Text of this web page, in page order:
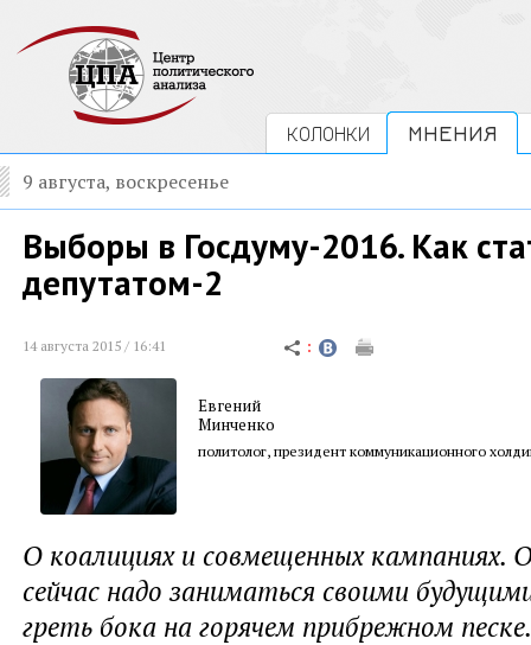
КОЛОНКИ МНЕНИЯ
9 августа, воскресенье
Выборы в Госдуму-2016. Как
депутатом-2
14 августа 2015 / 16:41
Евгений
Минченко
политолог, президент коммуникационного
О коалициях и совмещенных кампаниях.
сейчас надо заниматься своими
греть бока на горячем прибрежном